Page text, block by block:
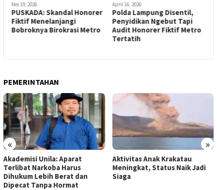
Mei 19, 2026
PUSKADA: Skandal Honorer
Fiktif Menelanjangi
Bobroknya Birokrasi Metro
April 16, 2026
Polda Lampung Disentil,
Penyidikan Ngebut Tapi
Audit Honorer Fiktif Metro
Tertatih
PEMERINTAHAN
« »
Akademisi Unila: Aparat
Terlibat Narkoba Harus
Dihukum Lebih Berat dan
Dipecat Tanpa Hormat
Aktivitas Anak Krakatau
Meningkat, Status Naik Jadi
Siaga